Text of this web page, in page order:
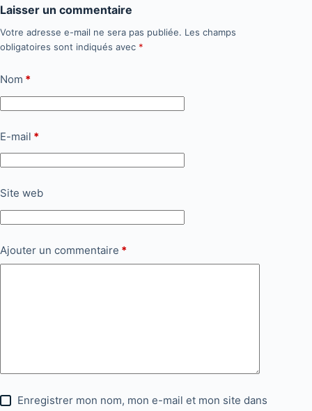
Laisser un commentaire
Votre adresse e-mail ne sera pas publiée. Les champs
obligatoires sont indiqués avec *
Nom *
E-mail *
Site web
Ajouter un commentaire *
Enregistrer mon nom, mon e-mail et mon site dans